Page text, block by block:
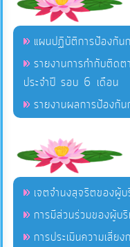
แผนปฏิบัติการป้องกัน
รายงานการกำกับติด
ประจำปี รอบ 6 เดือน
รายงานผลการป้องกั
เจตจำนงสุจริตของผู้บ
การมีส่วนร่วมของผู้บ
การประเมินความเสี่ย